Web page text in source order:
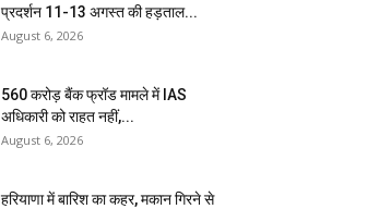
प्रदर्शन 11-13 अगस्त की हड़ताल...
August 6, 2026
₹560 करोड़ बैंक फ्रॉड मामले में IAS
अधिकारी को राहत नहीं,...
August 6, 2026
हरियाणा में बारिश का कहर, मकान गिरने से